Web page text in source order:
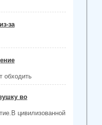
за
обходить
во
цивилизованной